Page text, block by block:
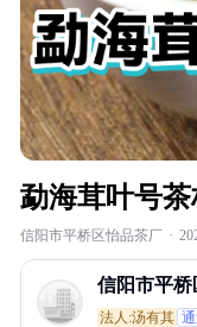
勐海茸叶号茶
信阳市平桥区怡品茶厂 ·
信阳市平
法人:汤有其